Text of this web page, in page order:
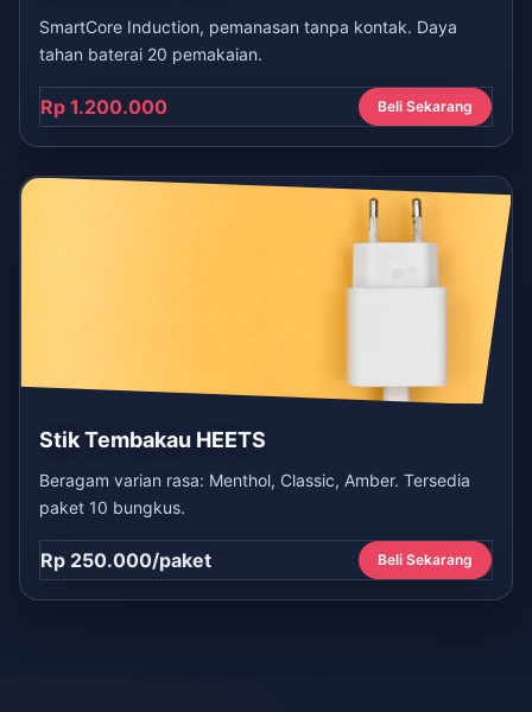
SmartCore Induction, pemanasan tanpa kontak. Daya
tahan baterai 20 pemakaian.
Rp 1.200.000 Beli Sekarang
Stik Tembakau HEETS
Beragam varian rasa: Menthol, Classic, Amber. Tersedia
paket 10 bungkus.
Rp 250.000/paket Beli Sekarang